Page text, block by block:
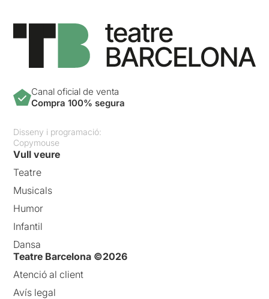
Canal oficial de venta
Compra 100% segura
Disseny i programació:
Copymouse
Vull veure
Teatre
Musicals
Humor
Infantil
Dansa
Teatre Barcelona ©2026
Atenció al client
Avís legal